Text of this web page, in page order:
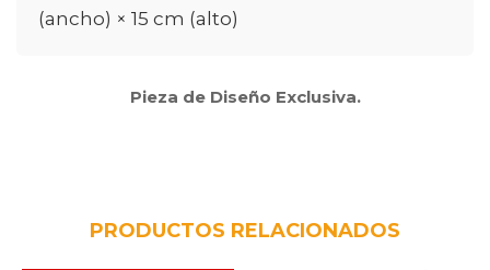
(ancho) × 15 cm (alto)
Pieza de Diseño Exclusiva.
PRODUCTOS RELACIONADOS